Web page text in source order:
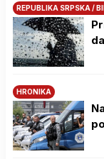
REPUBLIKA SRPSKA /
HRONIKA